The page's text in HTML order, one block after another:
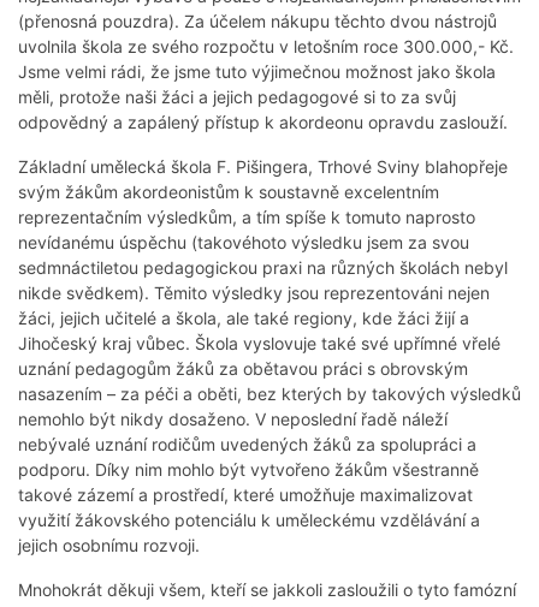
(přenosná pouzdra). Za účelem nákupu těchto dvou nástrojů
uvolnila škola ze svého rozpočtu v letošním roce 300.000,- Kč.
Jsme velmi rádi, že jsme tuto výjimečnou možnost jako škola
měli, protože naši žáci a jejich pedagogové si to za svůj
odpovědný a zapálený přístup k akordeonu opravdu zaslouží.
Základní umělecká škola F. Pišingera, Trhové Sviny blahopřeje
svým žákům akordeonistům k soustavně excelentním
reprezentačním výsledkům, a tím spíše k tomuto naprosto
nevídanému úspěchu (takovéhoto výsledku jsem za svou
sedmnáctiletou pedagogickou praxi na různých školách nebyl
nikde svědkem). Těmito výsledky jsou reprezentováni nejen
žáci, jejich učitelé a škola, ale také regiony, kde žáci žijí a
Jihočeský kraj vůbec. Škola vyslovuje také své upřímné vřelé
uznání pedagogům žáků za obětavou práci s obrovským
nasazením – za péči a oběti, bez kterých by takových výsledků
nemohlo být nikdy dosaženo. V neposlední řadě náleží
nebývalé uznání rodičům uvedených žáků za spolupráci a
podporu. Díky nim mohlo být vytvořeno žákům všestranně
takové zázemí a prostředí, které umožňuje maximalizovat
využití žákovského potenciálu k uměleckému vzdělávání a
jejich osobnímu rozvoji.
Mnohokrát děkuji všem, kteří se jakkoli zasloužili o tyto famózní